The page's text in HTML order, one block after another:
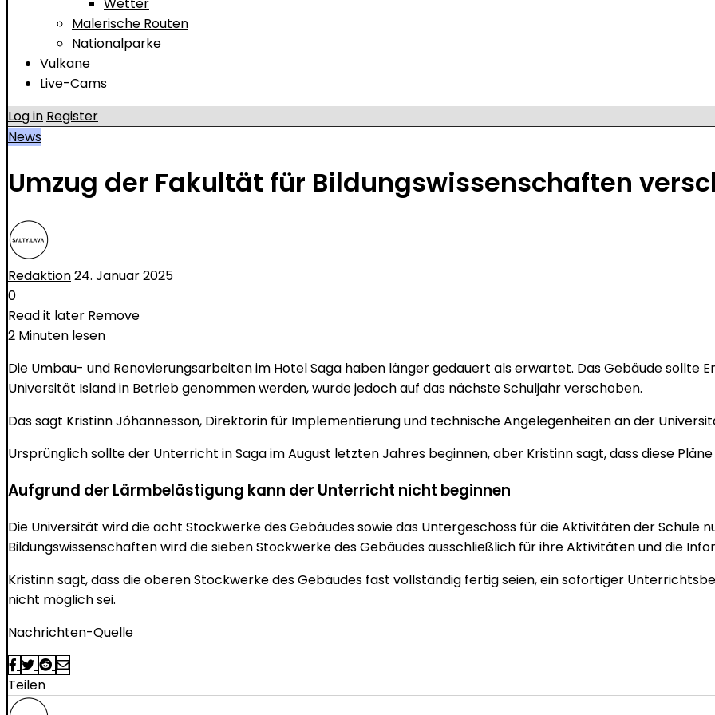
Malerische Routen
Nationalparke
Vulkane
Live-Cams
Log in Register
News
Umzug der Fakultät für Bildungswissenschaften
Redaktion24. Januar 2025
0
Read it later Remove
2 Minuten lesen
Die Umbau- und Renovierungsarbeiten im Hotel Saga haben länger gedauert als erwartet. Das Gebäude sollte
Universität Island in Betrieb genommen werden, wurde jedoch auf das nächste Schuljahr verschoben.
Das sagt Kristinn Jóhannesson, Direktorin für Implementierung und technische Angelegenheiten an der
Ursprünglich sollte der Unterricht in Saga im August letzten Jahres beginnen, aber Kristinn sagt, dass diese
Aufgrund der Lärmbelästigung kann der Unterricht nicht beginnen
Die Universität wird die acht Stockwerke des Gebäudes sowie das Untergeschoss für die Aktivitäten der Schule
Bildungswissenschaften wird die sieben Stockwerke des Gebäudes ausschließlich für ihre Aktivitäten und die
Kristinn sagt, dass die oberen Stockwerke des Gebäudes fast vollständig fertig seien, ein sofortiger
nicht möglich sei.
Nachrichten-Quelle
Teilen